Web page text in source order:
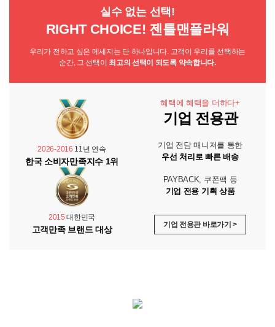
실수 없는 선택!
RIGHT CHOICE! 젠틀맨플라워
우리가 전하고 싶은 메세지는 단 하나입니다. 고객이 우리를 선택하는
순간, 그 선택이 최고의 선택이 되도록 약속합니다.
2026-2016 11년 연속
한국 소비자만족지수 1위
2015 대한민국
고객만족 브랜드 대상
혜택에 혜택을 더하다+
기업 전용관
기업 전담 매니저를 통한
우선 처리로 빠른 배송
PAYBACK, 쿠폰팩 등
기업 전용 기획 상품
기업 전용관 바로가기 >